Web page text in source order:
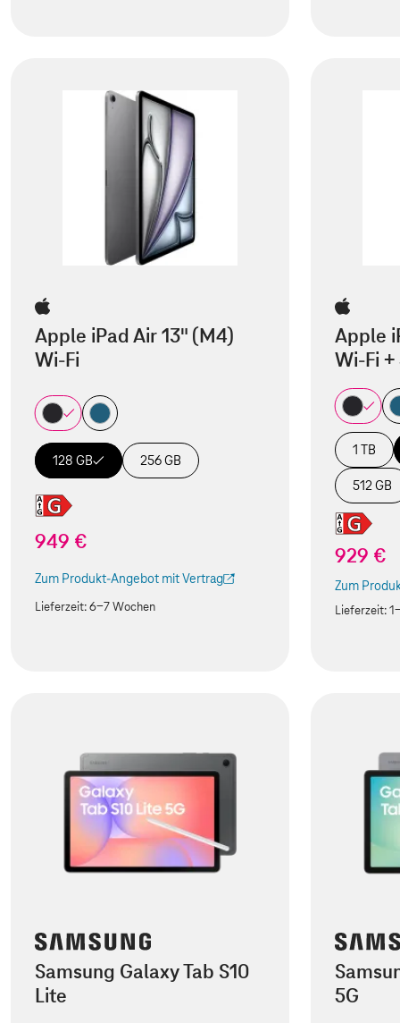
Apple iPad Air 13" (M4)
Wi-Fi
128 GB 256 GB
949 €
Zum Produkt-Angebot mit Vertrag
(Der Link wird in einem neuen Tab geöffnet)
Lieferzeit:6-7 Wochen
Apple
Wi-Fi +
1 TB
512 GB
929 €
Zum
(Der Link
Lieferzeit:
Samsung Galaxy Tab S10
Lite
5G